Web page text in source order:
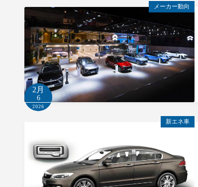
メーカー動向
2月
6
2026
新エネ車